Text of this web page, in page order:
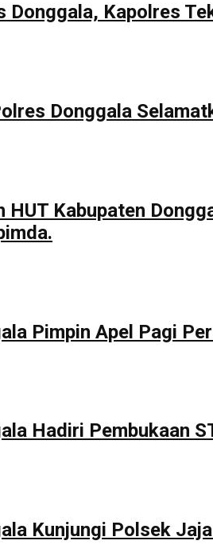
Donggala, Kapolres
Donggala
HUT Kabupaten
Pimpin Apel Pagi
Hadiri Pembukaan
Kunjungi Polsek